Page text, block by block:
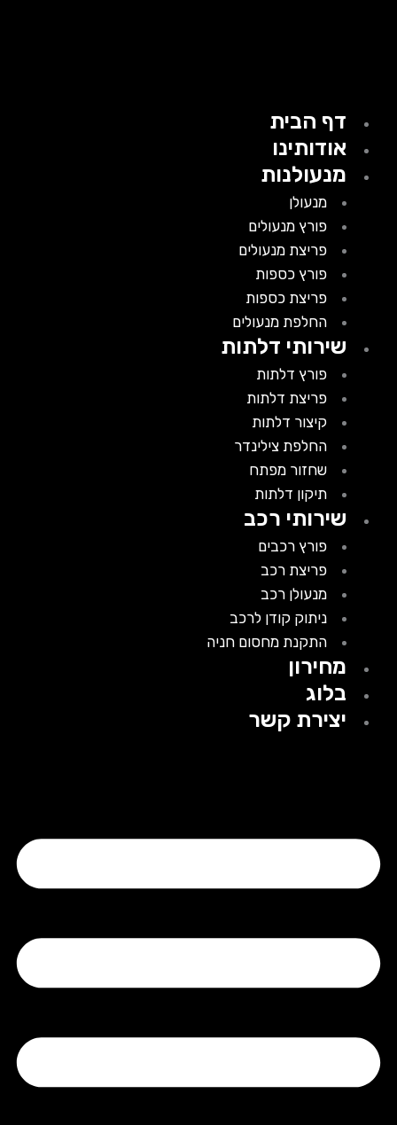
דף הבית
אודותינו
מנעולנות
מנעולן
פורץ מנעולים
פריצת מנעולים
פורץ כספות
פריצת כספות
החלפת מנעולים
שירותי דלתות
פורץ דלתות
פריצת דלתות
קיצור דלתות
החלפת צילינדר
שחזור מפתח
תיקון דלתות
שירותי רכב
פורץ רכבים
פריצת רכב
מנעולן רכב
ניתוק קודן לרכב
התקנת מחסום חניה
מחירון
בלוג
יצירת קשר